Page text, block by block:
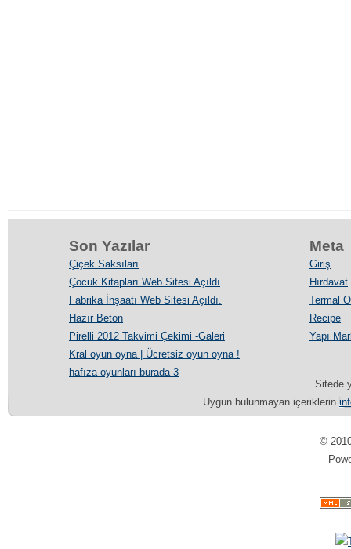
Son Yazılar
Çiçek Saksıları
Çocuk Kitapları Web Sitesi Açıldı
Fabrika İnşaatı Web Sitesi Açıldı.
Hazır Beton
Pirelli 2012 Takvimi Çekimi -Galeri
Kral oyun oyna | Ücretsiz oyun oyna !
hafıza oyunları burada 3
Meta
Giriş
Hırdavat
Termal
Recipe
Yapı
Sitede
Uygun bulunmayan içeriklerin
©